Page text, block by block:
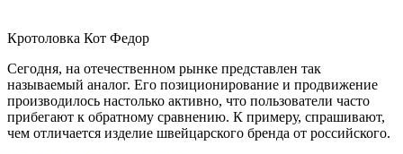
Кротоловка Кот Федор
Сегодня, на отечественном рынке представлен так
называемый аналог. Его позиционирование и продвижение
производилось настолько активно, что пользователи часто
прибегают к обратному сравнению. К примеру, спрашивают,
чем отличается изделие швейцарского бренда от российского.